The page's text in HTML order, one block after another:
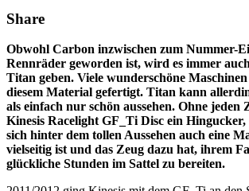
Share
Obwohl Carbon inzwischen zum Nummer-
Rennräder geworden ist, wird es immer
Titan geben. Viele wunderschöne
diesem Material gefertigt. Titan kann
als einfach nur schön aussehen. Ohne jeden
Kinesis Racelight GF_Ti Disc ein
sich hinter dem tollen Aussehen auch eine
vielseitig ist und das Zeug dazu hat, ihrem
glückliche Stunden im Sattel zu bereiten.